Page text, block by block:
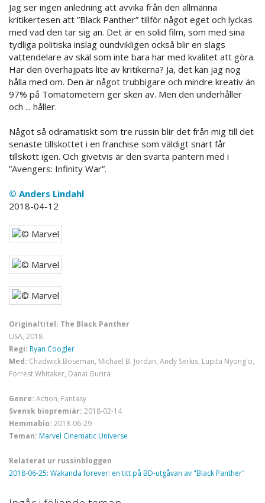
Jag ser ingen anledning att avvika från den allmänna
kritikertesen att ”Black Panther” tillför något eget och lyckas
med vad den tar sig an. Det är en solid film, som med sina
tydliga politiska inslag oundvikligen också blir en slags
vattendelare av skäl som inte bara har med kvalitet att göra.
Har den överhajpats lite av kritikerna? Ja, det kan jag nog
hålla med om. Den är något trubbigare och mindre kreativ än
97% på Tomatometern ger sken av. Men den underhåller
och ... håller.
Något så odramatiskt som tre russin blir det från mig till det
senaste tillskottet i en franchise som väldigt snart får
tillskott igen. Och givetvis är den svarta pantern med i
”Avengers: Infinity War”.
© Anders Lindahl
2018-04-12
Originaltitel: The Black Panther
USA, 2018
Regi: Ryan Coogler
Med: Chadwick Boseman, Michael B. Jordan, Andy Serkis, Lupita Nyong'o,
Forrest Whitaker, Danai Gurira
Genre: Action, Fantasy
Svensk biopremiär: 2018-02-14
Hemmabio: 2018-06-29
Teman: Marvel Cinematic Universe
Relaterat ur russinbloggen
2018-06-25: Wakanda forever: en titt på BD-utgåvan av "Black Panther"